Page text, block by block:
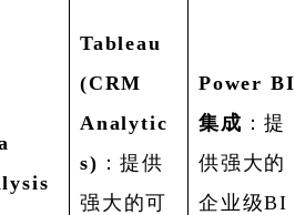
Tableau
(CRM
Analytic
s) ：提供
强大的可
Power BI
集成 ：提
供强大的
企业级BI